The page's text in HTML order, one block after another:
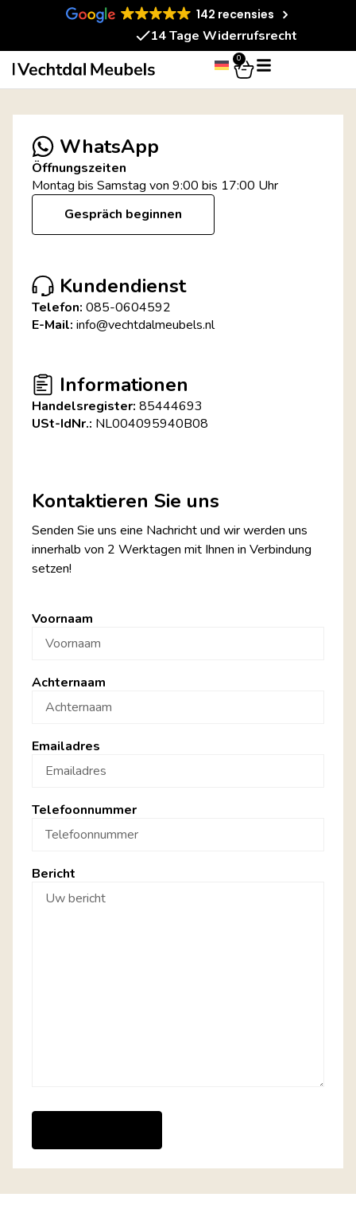
142 recensies
14 Tage Widerrufsrecht
0
WhatsApp
Öffnungszeiten
Montag bis Samstag von 9:00 bis 17:00 Uhr
Gespräch beginnen
Kundendienst
Telefon: 085-0604592
E-Mail: info@vechtdalmeubels.nl
Informationen
Handelsregister: 85444693
USt-IdNr.: NL004095940B08
Kontaktieren Sie uns
Senden Sie uns eine Nachricht und wir werden uns
innerhalb von 2 Werktagen mit Ihnen in Verbindung
setzen!
Voornaam
Achternaam
Emailadres
Telefoonnummer
Bericht